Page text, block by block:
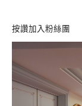
按讚加入粉絲團